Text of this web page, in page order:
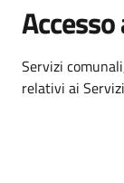
Servizi
relativi ai Servizi